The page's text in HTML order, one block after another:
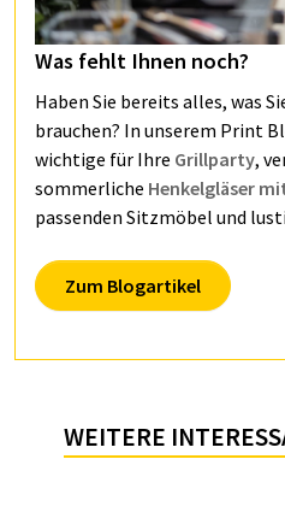
Was fehlt Ihnen noch?
Haben Sie bereits alles, was
brauchen? In unserem Print
wichtige für Ihre Grillparty,
sommerliche Henkelgläser
passenden Sitzmöbel und
Zum Blogartikel
WEITERE